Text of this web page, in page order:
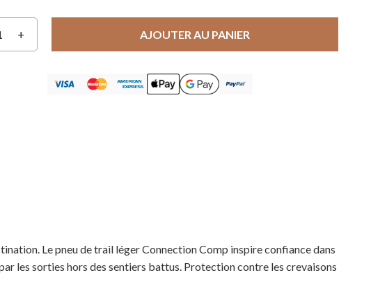
AJOUTER AU PANIER
Le pneu de trail léger Connection Comp inspire confiance dans
les sorties hors des sentiers battus. Protection contre les crevaisons